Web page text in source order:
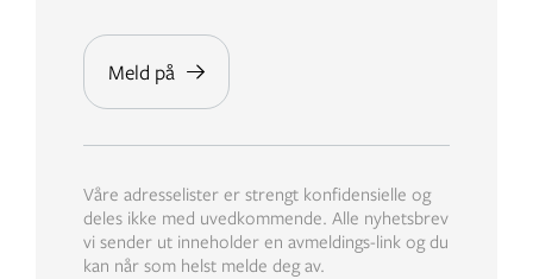
Våre adresselister er strengt konfidensielle og
deles ikke med uvedkommende. Alle nyhetsbrev
vi sender ut inneholder en avmeldings-link og du
kan når som helst melde deg av.